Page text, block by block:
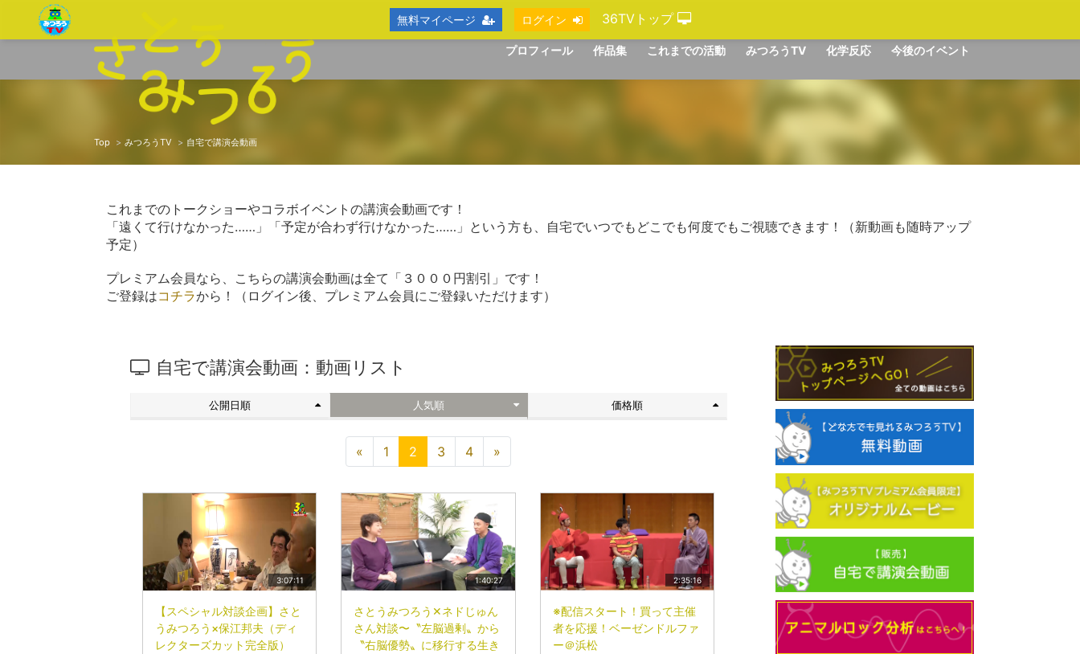
プロフィール 作品集 これまでの活動 みつろうTV 化学反応 今後のイベント
Top みつろうTV 自宅で講演会動画
これまでのトークショーやコラボイベントの講演会動画です！
「遠くて行けなかった……」「予定が合わず行けなかった……」という方も、自宅でいつでもどこでも何度でもご視聴できます！（新動画も随時アップ
予定）
プレミアム会員なら、こちらの講演会動画は全て「３０００円割引」です！
ご登録はコチラから！（ログイン後、プレミアム会員にご登録いただけます）
自宅で講演会動画：動画リスト
公開日順 人気順 価格順
« 1 2 3 4 »
3:07:11
【スペシャル対談企画】さと
うみつろう×保江邦夫（ディ
レクターズカット完全版）
1:40:27
さとうみつろう✕ネドじゅん
さん対談〜〝左脳過剰〟から
〝右脳優勢〟に移行する生き
2:35:16
※配信スタート！買って主催
者を応援！ベーゼンドルファ
ー＠浜松
無料マイページ ログイン 36TVトップ